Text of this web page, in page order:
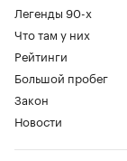
Легенды 90-х
Что там у них
Рейтинги
Большой пробег
Закон
Новости